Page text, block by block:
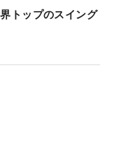
トップのスイング